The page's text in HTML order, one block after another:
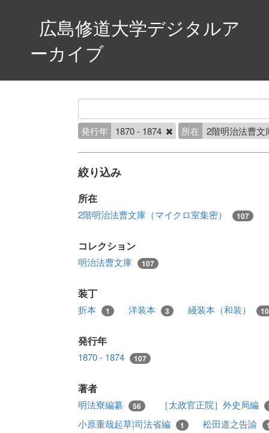
広島修道大学デジタルア
ーカイブ
発行年 1870 - 1874 所在 2階明治法曹
絞り込み
所在
2階明治法曹文庫（マイクロ室集密） 107
コレクション
明治法曹文庫 107
装丁
折本 1 洋装本 3 綫装本（和装）
発行年
1870 - 1874 107
著者
明法寮編纂 56 ［太政官正院］外史局編
小原重哉起草|司法省編 1 松田道之告諭